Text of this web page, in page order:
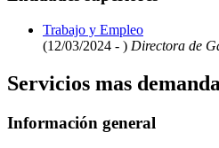
Trabajo y Empleo
(12/03/2024 - ) Directora de
Servicios mas
Información general